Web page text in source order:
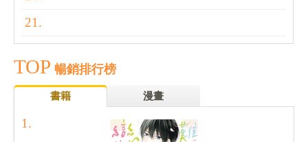
TOP 暢銷排行榜
書籍 漫畫